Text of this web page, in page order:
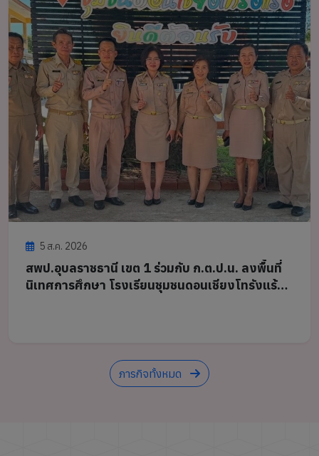
5 ส.ค. 2026
สพป.อุบลราชธานี เขต 1 ร่วมกับ ก.ต.ป.น. ลงพื้นที่
นิเทศการศึกษา โรงเรียนชุมชนดอนเชียงโทรังแร้ง
ภารกิจทั้งหมด